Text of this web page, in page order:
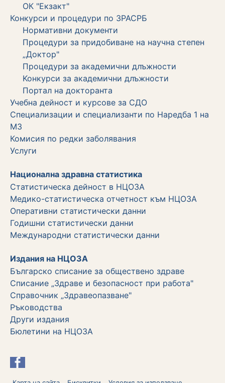
ОК "Екзакт"
Конкурси и процедури по ЗРАСРБ
Нормативни документи
Процедури за придобиване на научна степен
„Доктор"
Процедури за академични длъжности
Koнкурси за академични длъжности
Портал на докторанта
Учебна дейност и курсове за СДО
Специализации и специализанти по Наредба 1 на
МЗ
Комисия по редки заболявания
Услуги
Национална здравна статистика
Статистическа дейност в НЦОЗА
Медико-статистическа отчетност към НЦОЗА
Оперативни статистически данни
Годишни статистически данни
Международни статистически данни
Издания на НЦОЗА
Българско списание за обществено здраве
Списание „Здраве и безопасност при работа"
Справочник „Здравеопазване"
Ръководства
Други издания
Бюлетини на НЦОЗА